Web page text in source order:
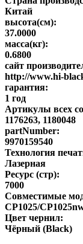
Китай
высота(см):
37.0000
масса(кг):
0.6800
сайт
http://www.hi-
гарантия:
1 год
Артикулы всех
1176263, 1180048
partNumber:
9970159540
Технология
Лазерная
Ресурс (стр):
7000
Совместимые
CP1025/
Цвет чернил:
Чёрный (Black)